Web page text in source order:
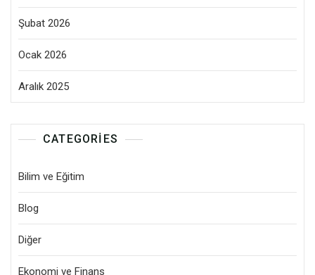
Şubat 2026
Ocak 2026
Aralık 2025
CATEGORIES
Bilim ve Eğitim
Blog
Diğer
Ekonomi ve Finans